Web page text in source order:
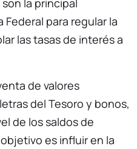
Federal para regular la
las tasas de interés a
de valores
del Tesoro y bonos,
de los saldos de
es influir en la